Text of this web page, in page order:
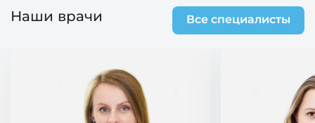
Наши врачи Все специалисты